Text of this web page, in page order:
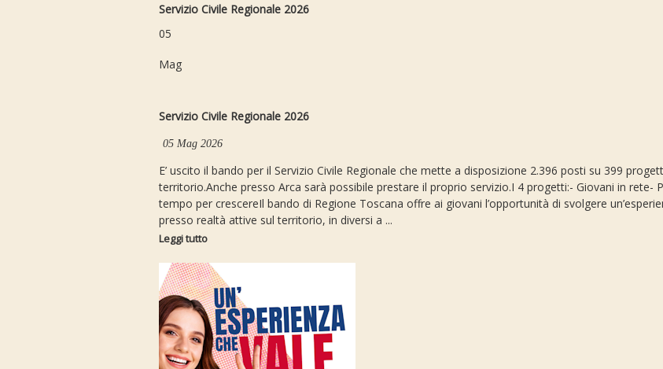
Servizio Civile Regionale 2026
05
Mag
Servizio Civile Regionale 2026
05 Mag 2026
E’ uscito il bando per il Servizio Civile Regionale che mette a disposizione 2.396 posti su 399
territorio.Anche presso Arca sarà possibile prestare il proprio servizio.I 4 progetti:- Giovani in rete-
tempo per crescereIl bando di Regione Toscana offre ai giovani l’opportunità di svolgere
presso realtà attive sul territorio, in diversi a ...
Leggi tutto